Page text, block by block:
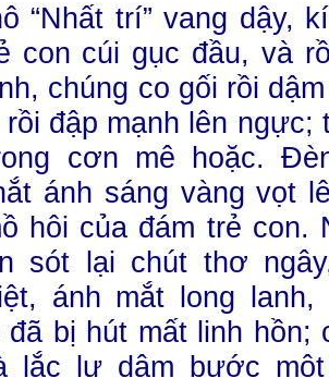
“Nhất trí” vang dậy,
con cúi gục đầu, và
chúng co gối rồi
rồi đập mạnh lên ngực;
cơn mê hoặc.
ánh sáng vàng vọt
hôi của đám trẻ con.
sót lại chút thơ
ánh mắt long
bị hút mất linh hồn;
lắc lư dậm bước